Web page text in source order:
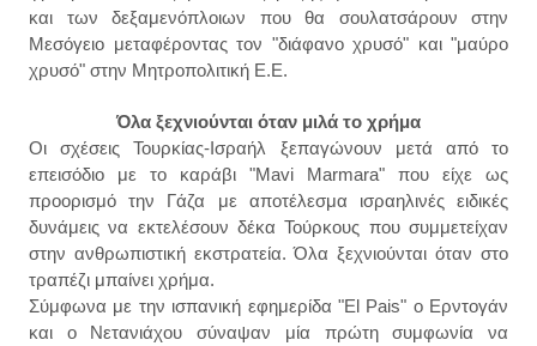
και των δεξαμενόπλοιων που θα σουλατσάρουν στην
Μεσόγειο μεταφέροντας τον "διάφανοχρυσό" και "μαύρο
χρυσό" στην Μητροπολιτική Ε.Ε.
Όλα ξεχνιούνται όταν μιλά το χρήμα
Οι σχέσεις Τουρκίας-Ισραήλ ξεπαγώνουν μετά από το
επεισόδιο με το καράβι "Mavi Marmara" που είχε ως
προορισμό την Γάζα με αποτέλεσμα ισραηλινές ειδικές
δυνάμεις να εκτελέσουν δέκα Τούρκους που συμμετείχαν
στην ανθρωπιστική εκστρατεία. Όλα ξεχνιούνται όταν στο
τραπέζι μπαίνει χρήμα.
Σύμφωνα με την ισπανική εφημερίδα "El Pais" ο Ερντογάν
και ο Νετανιάχου σύναψαν μία πρώτη συμφωνία να